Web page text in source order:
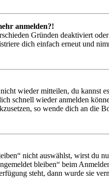
anmelden?!
Gründen deaktiviert
dich einfach erneut und
wieder mitteilen, du kannst
schnell wieder anmelden
so wende dich an die
nicht auswählst, wirst du
bleiben“ beim
steht, dann wurde sie